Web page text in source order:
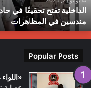
قبل
مندسين
في
المظاهرات
الداخلية تفتح تحقيقًا في
مندسين في المظاهرات
Popular Posts